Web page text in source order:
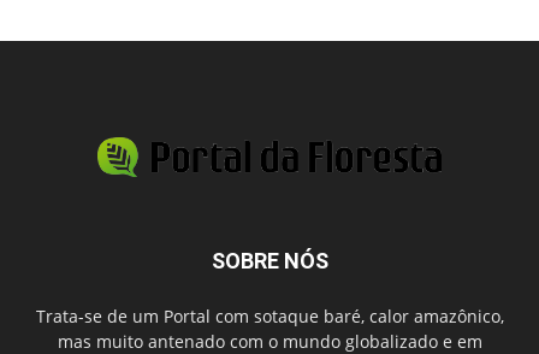
SOBRE NÓS
Trata-se de um Portal com sotaque baré, calor amazônico,
mas muito antenado com o mundo globalizado e em